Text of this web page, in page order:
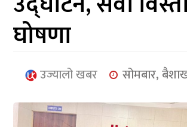
खेलकुद
अन्तर्राष्ट्रिय/
युनिकोड
घोषणा
उज्यालो खबर सोमबार,